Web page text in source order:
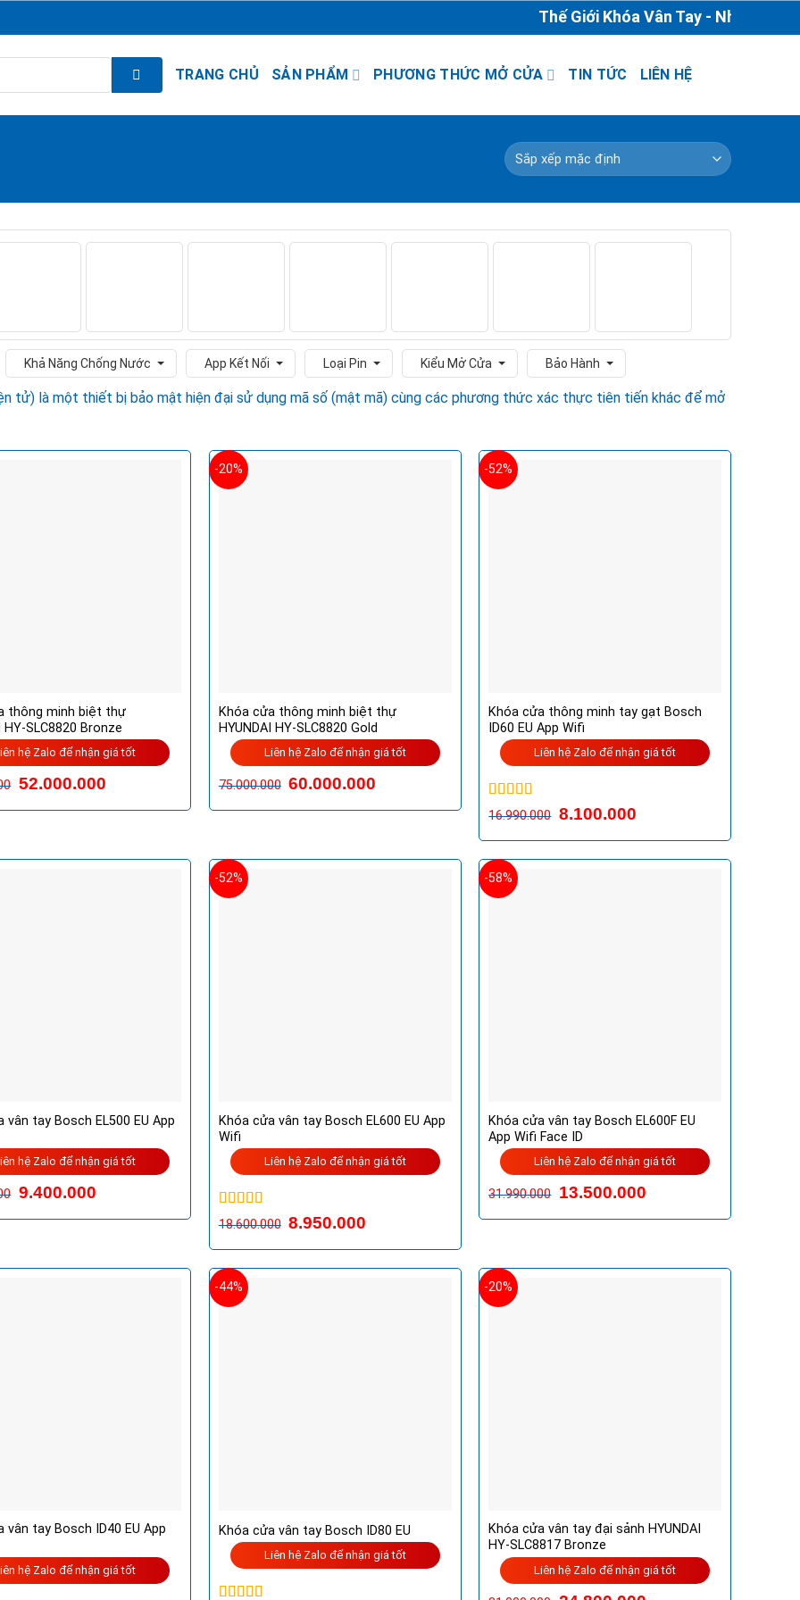
Thế Giới Khóa Vân Tay - Nhà Phân
TRANG CHỦ SẢN PHẨM PHƯƠNG THỨC MỞ CỬA TIN TỨC LIÊN HỆ
Khả Năng Chống Nước App Kết Nối Loại Pin Kiểu Mở Cửa Bảo Hành
tử) là một thiết bị bảo mật hiện đại sử dụng mã số (mật mã) cùng các phương thức xác thực tiên tiến khác để mở
thông minh biệt thự
HY-SLC8820 Bronze
hệ Zalo để nhận giá tốt
Giá
gốc
52.000.000Giá
hiện
-20%
Khóa cửa thông minh biệt thự
HYUNDAI HY-SLC8820 Gold
Liên hệ Zalo để nhận giá tốt
75.000.000 Giá
gốc
60.000.000
-52%
Khóa cửa thông minh tay gạt Bosch
ID60 EU App Wifi
Liên hệ Zalo để nhận giá tốt
Được xếp
hạng 5.00 5
sao
16.990.000 8.100.000
vân tay Bosch EL500 EU App
hệ Zalo để nhận giá tốt
9.400.000
-52%
Khóa cửa vân tay Bosch EL600 EU App
Wifi
Liên hệ Zalo để nhận giá tốt
Được xếp
hạng 5.00 5
sao
18.600.000 8.950.000
-58%
Khóa cửa vân tay Bosch EL600F EU
App Wifi Face ID
Liên hệ Zalo để nhận giá tốt
31.990.000 13.500.000
vân tay Bosch ID40 EU App
hệ Zalo để nhận giá tốt
-44%
Khóa cửa vân tay Bosch ID80 EU
Liên hệ Zalo để nhận giá tốt
-20%
Khóa cửa vân tay đại sảnh HYUNDAI
HY-SLC8817 Bronze
Liên hệ Zalo để nhận giá tốt